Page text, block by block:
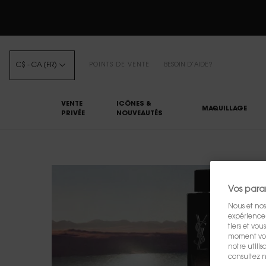
C$ - CA (FR) POINTS DE VENTE BESOIN D’AIDE?
VENTE
PRIVÉE
ICÔNES &
NOUVEAUTÉS
MAQUILLAGE
Vos
Nous et
expérience
tiers et
moment
notre
consultez